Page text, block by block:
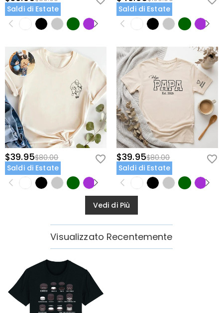
Saldi di Estate
Saldi di Estate
$39.95$80.00
Saldi di Estate
$39.95$80.00
Saldi di Estate
Vedi di Più
Visualizzato Recentemente